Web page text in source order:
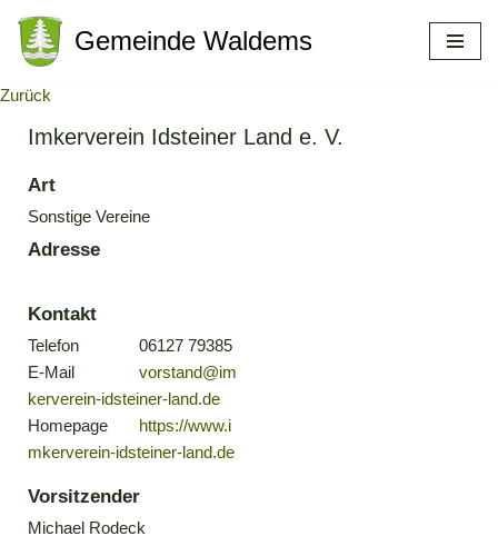
Zum
Inhalt
Gemeinde Waldems
Zurück
Imkerverein Idsteiner Land e. V.
Art
Sonstige Vereine
Adresse
Kontakt
Telefon
06127 79385
E-Mail
vorstand@im
kerverein-idsteiner-land.de
Homepage
https://www.i
mkerverein-idsteiner-land.de
Vorsitzender
Michael Rodeck